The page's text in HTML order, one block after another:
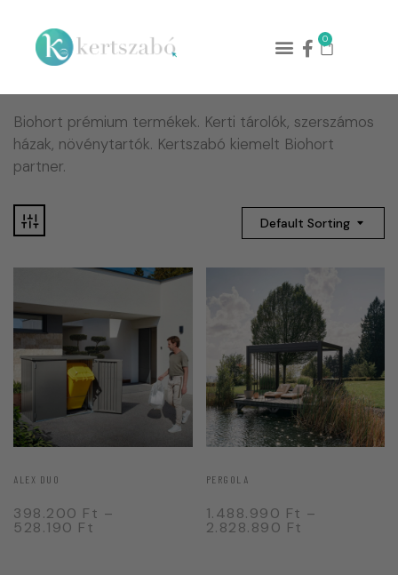
0
Biohort prémium termékek. Kerti tárolók, szerszámos
házak, növénytartók. Kertszabó kiemelt Biohort
partner.
Default Sorting
ALEX DUO
398.200 Ft –
528.190 Ft
PERGOLA
1.488.990 Ft –
2.828.890 Ft